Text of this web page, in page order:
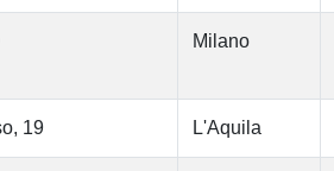
Milano
19 L'Aquila